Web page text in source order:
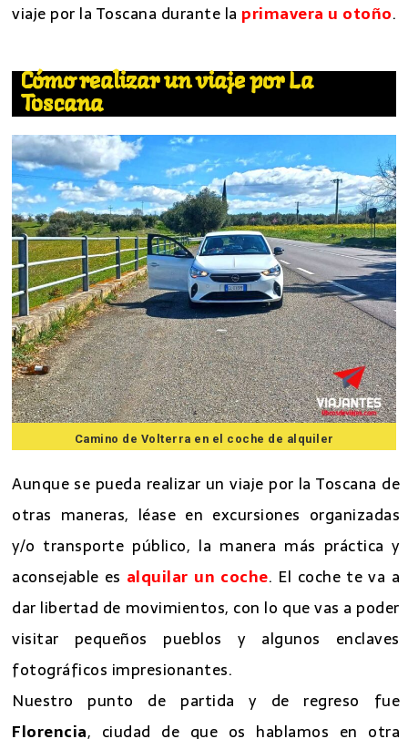
viaje por la Toscana durante la primavera u otoño.
Cómo realizar un viaje por La
Toscana
Camino de Volterra en el coche de alquiler
Aunque se pueda realizar un viaje por la Toscana de
otras maneras, léase en excursiones organizadas
y/o transporte público, la manera más práctica y
aconsejable es alquilar un coche. El coche te va a
dar libertad de movimientos, con lo que vas a poder
visitar pequeños pueblos y algunos enclaves
fotográficos impresionantes.
Nuestro punto de partida y de regreso fue
Florencia, ciudad de que os hablamos en otra